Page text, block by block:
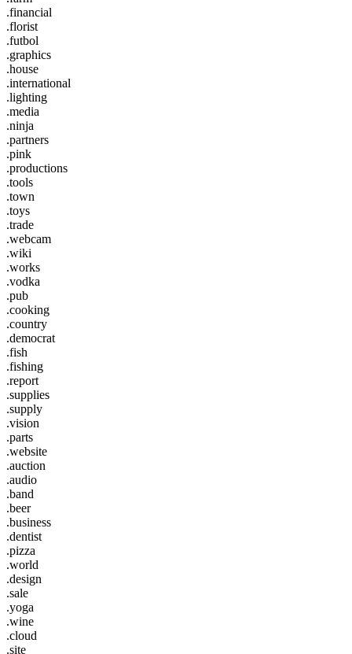
.financial
.florist
.futbol
.graphics
.house
.international
.lighting
.media
.ninja
.partners
.pink
.productions
.tools
.town
.toys
.trade
.webcam
.wiki
.works
.vodka
.pub
.cooking
.country
.democrat
.fish
.fishing
.report
.supplies
.supply
.vision
.parts
.website
.auction
.audio
.band
.beer
.business
.dentist
.pizza
.world
.design
.sale
.yoga
.wine
.cloud
.site